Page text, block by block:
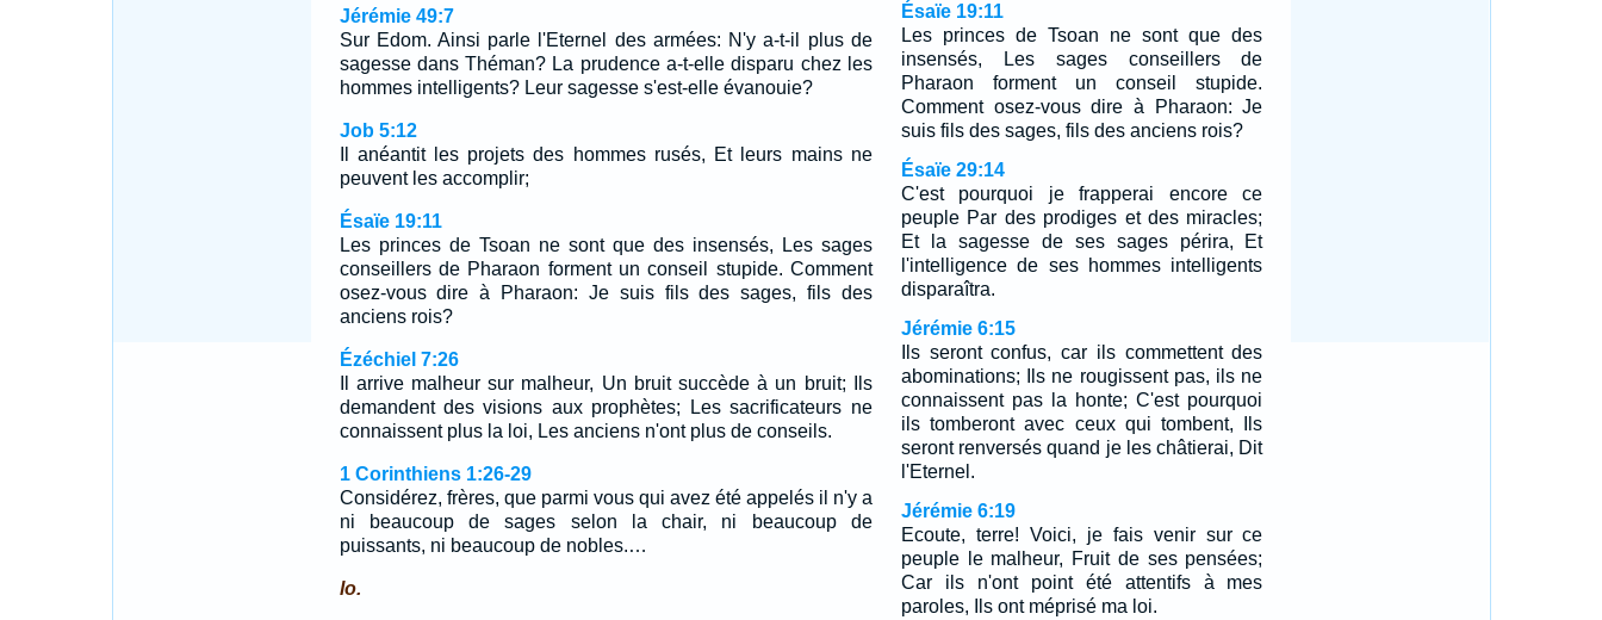
Jérémie 49:7
Sur Edom. Ainsi parle l'Eternel des armées: N'y a-t-il plus de
sagesse dans Théman? La prudence a-t-elle disparu chez les
hommes intelligents? Leur sagesse s'est-elle évanouie?
Job 5:12
Il anéantit les projets des hommes rusés, Et leurs mains ne
peuvent les accomplir;
Ésaïe 19:11
Les princes de Tsoan ne sont que des insensés, Les sages
conseillers de Pharaon forment un conseil stupide. Comment
osez-vous dire à Pharaon: Je suis fils des sages, fils des
anciens rois?
Ézéchiel 7:26
Il arrive malheur sur malheur, Un bruit succède à un bruit; Ils
demandent des visions aux prophètes; Les sacrificateurs ne
connaissent plus la loi, Les anciens n'ont plus de conseils.
1 Corinthiens 1:26-29
Considérez, frères, que parmi vous qui avez été appelés il n'y a
ni beaucoup de sages selon la chair, ni beaucoup de
puissants, ni beaucoup de nobles.…
lo.
Ésaïe 19:11
Les princes de Tsoan ne sont que des
insensés, Les sages conseillers de
Pharaon forment un conseil stupide.
Comment osez-vous dire à Pharaon: Je
suis fils des sages, fils des anciens rois?
Ésaïe 29:14
C'est pourquoi je frapperai encore ce
peuple Par des prodiges et des miracles;
Et la sagesse de ses sages périra, Et
l'intelligence de ses hommes intelligents
disparaîtra.
Jérémie 6:15
Ils seront confus, car ils commettent des
abominations; Ils ne rougissent pas, ils ne
connaissent pas la honte; C'est pourquoi
ils tomberont avec ceux qui tombent, Ils
seront renversés quand je les châtierai, Dit
l'Eternel.
Jérémie 6:19
Ecoute, terre! Voici, je fais venir sur ce
peuple le malheur, Fruit de ses pensées;
Car ils n'ont point été attentifs à mes
paroles, Ils ont méprisé ma loi.